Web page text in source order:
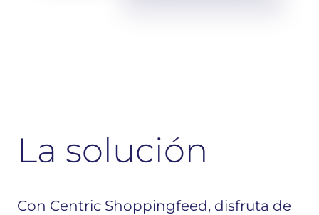
La solución
Con Centric Shoppingfeed, disfruta de